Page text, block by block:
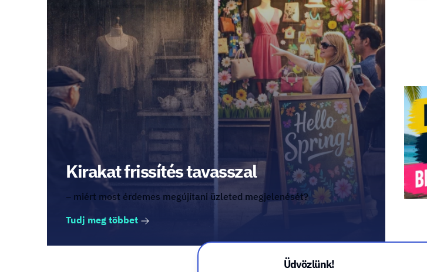
Kirakat frissítés tavasszal
– miért most érdemes megújítani üzleted megjelenését?
Tudj meg többet
Üdvözlünk!